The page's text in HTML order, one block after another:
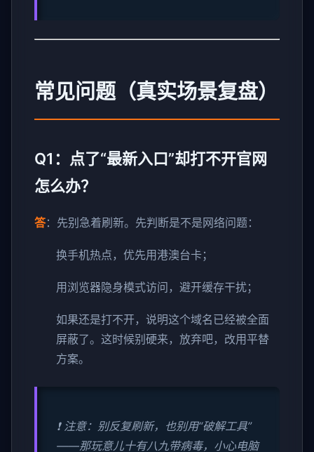
常见问题（真实场景复盘）
Q1：点了“最新入口”却打不开官网
怎么办？
答：先别急着刷新。先判断是不是网络问题：
换手机热点，优先用港澳台卡；
用浏览器隐身模式访问，避开缓存干扰；
如果还是打不开，说明这个域名已经被全面
屏蔽了。这时候别硬来，放弃吧，改用平替
方案。
❗ 注意：别反复刷新，也别用“破解工具”
——那玩意儿十有八九带病毒，小心电脑